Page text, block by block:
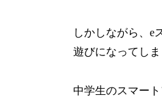
しかしながら、e
遊びになってしま
中学生のスマー